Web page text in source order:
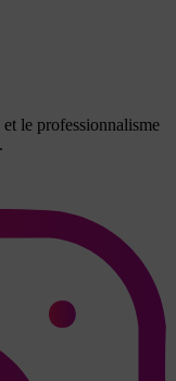
le professionnalisme